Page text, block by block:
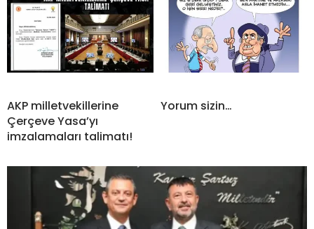
AKP milletvekillerine
Çerçeve Yasa’yı
imzalamaları talimatı!
Yorum sizin…